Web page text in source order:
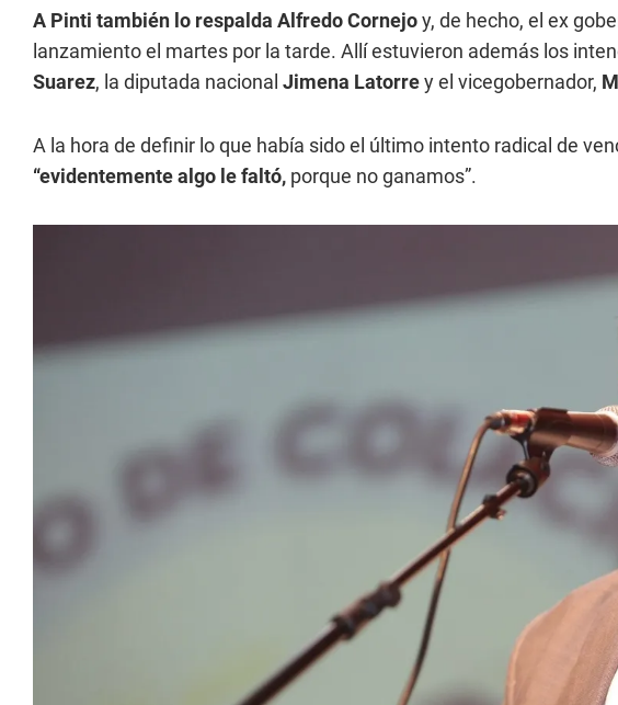
A Pinti también lo respalda Alfredo Cornejoy, de hecho, el ex
lanzamiento el martes por la tarde. Allí estuvieron además los
Suarez, la diputada nacional Jimena Latorrey el vicegobernador,
A la hora de definir lo que había sido el último intento radical de
“evidentemente algo le faltó, porque no ganamos”.